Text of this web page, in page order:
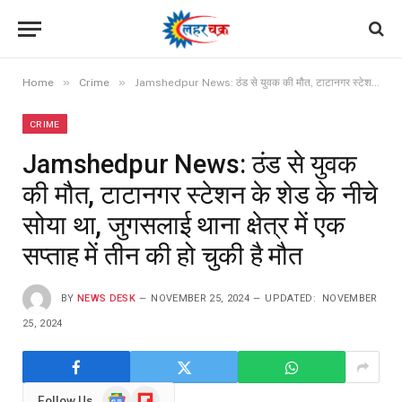
Home » Crime » Jamshedpur News: ठंड से युवक की मौत, टाटानगर स्टेशन के शेड के नीचे सोया था, जुगसलाई थाना क्षेत्र में एक सप्ताह में तीन की हो चुकी है मौत
CRIME
Jamshedpur News: ठंड से युवक
की मौत, टाटानगर स्टेशन के शेड के नीचे
सोया था, जुगसलाई थाना क्षेत्र में एक
सप्ताह में तीन की हो चुकी है मौत
BY NEWS DESK NOVEMBER 25, 2024 UPDATED: NOVEMBER
25, 2024
GoogleFlipboard